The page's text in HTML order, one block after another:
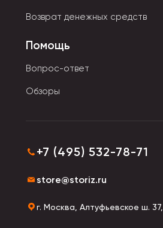
Возврат денежных средств
Помощь
Вопрос-ответ
Обзоры
+7 (495) 532-78-71
store@storiz.ru
г. Москва, Алтуфьевское ш. 37,